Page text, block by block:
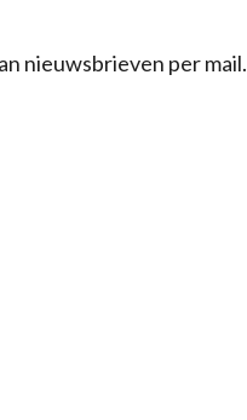
nieuwsbrieven per mail.